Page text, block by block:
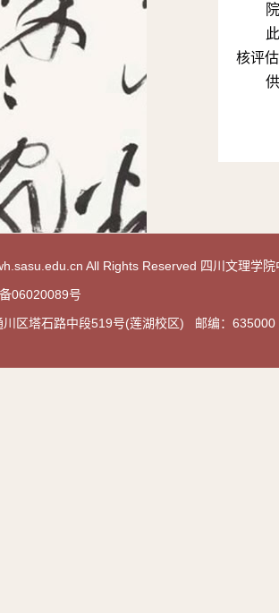
核评
All Rights Reserved 四川文理学
06020089号
川区塔石路中段519号(莲湖校区) 邮编：